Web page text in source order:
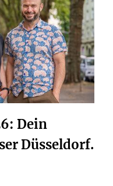
Dein
Düsseldorf.